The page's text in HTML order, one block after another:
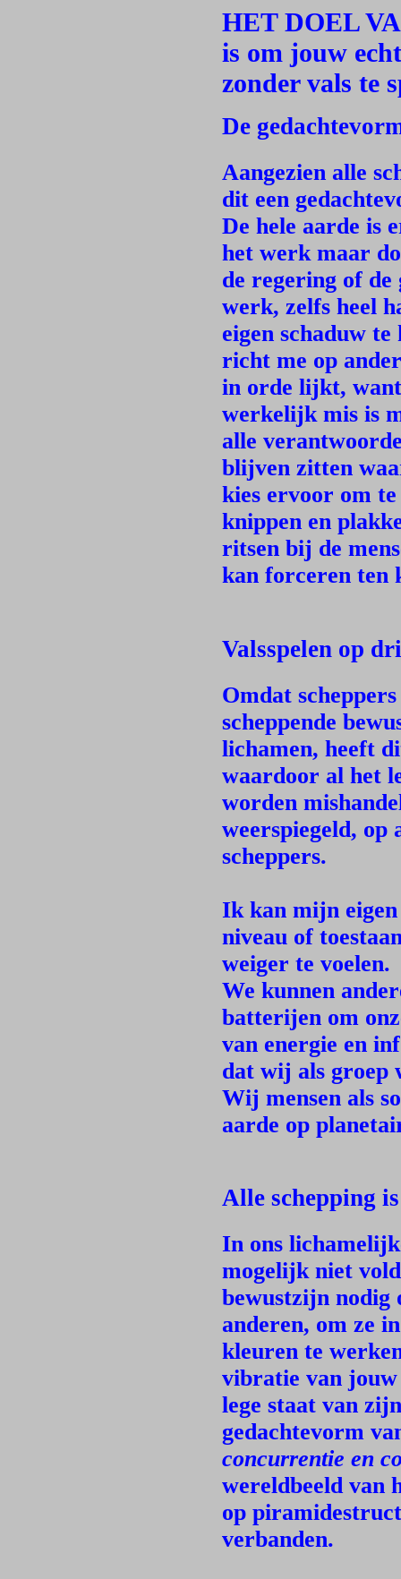
HET DOEL
is om jouw
zonder vals te
De
Aangezien alle
dit een
De hele aarde is
het werk maar
de regering of
werk, zelfs heel
eigen schaduw
richt me op
in orde lijkt,
werkelijk mis is
alle
blijven zitten
kies ervoor om
knippen en
ritsen bij de
kan forceren ten
Valsspelen op
Omdat
scheppende
lichamen, heeft
waardoor al het
worden
weerspiegeld, op
scheppers.
Ik kan mijn eigen
niveau of
weiger te voelen.
We kunnen
batterijen om
van energie en
dat wij als groep
Wij mensen als
aarde op
Alle schepping
In ons
mogelijk niet
bewustzijn nodig
anderen, om ze
kleuren te
vibratie van jouw
lege staat van
gedachtevorm
concurrentie en
wereldbeeld van
op
verbanden.